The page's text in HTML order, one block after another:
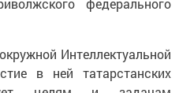
федерального
Интеллектуальной
в ней татарстанских